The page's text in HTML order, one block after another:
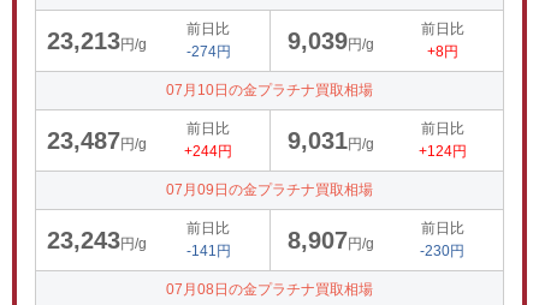
23,213円/g
前日比
-274円
9,039円/g
前日比
+8円
07月10日の金プラチナ買取相場
23,487円/g
前日比
+244円
9,031円/g
前日比
+124円
07月09日の金プラチナ買取相場
23,243円/g
前日比
-141円
8,907円/g
前日比
-230円
07月08日の金プラチナ買取相場